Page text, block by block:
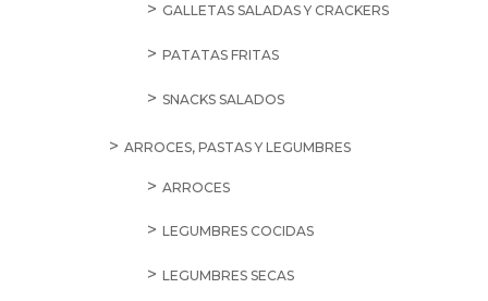
GALLETAS SALADAS Y CRACKERS
PATATAS FRITAS
SNACKS SALADOS
ARROCES, PASTAS Y LEGUMBRES
ARROCES
LEGUMBRES COCIDAS
LEGUMBRES SECAS